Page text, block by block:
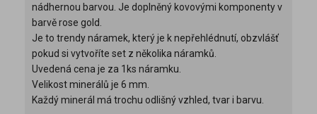
nádhernou barvou. Je doplněný kovovými komponenty v
barvě rose gold.
Je to trendy náramek, který je k nepřehlédnutí, obzvlášť
pokud si vytvoříte set z několika náramků.
Uvedená cena je za 1ks náramku.
Velikost minerálů je 6 mm.
Každý minerál má trochu odlišný vzhled, tvar i barvu.